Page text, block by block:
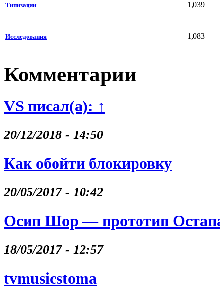
Типизации 1,039
Исследования 1,083
Комментарии
VS писал(а): ↑
20/12/2018 - 14:50
Как обойти блокировку
20/05/2017 - 10:42
Осип Шор — прототип
18/05/2017 - 12:57
tvmusicstoma